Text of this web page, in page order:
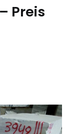
Preis